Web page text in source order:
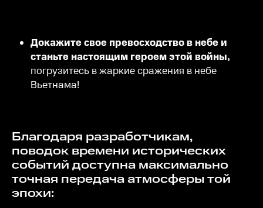
Докажите свое превосходство в небе и
станьте настоящим героем этой войны,
погрузитесь в жаркие сражения в небе
Вьетнама!
Благодаря разработчикам,
поводок времени исторических
событий доступна максимально
точная передача атмосферы той
эпохи: